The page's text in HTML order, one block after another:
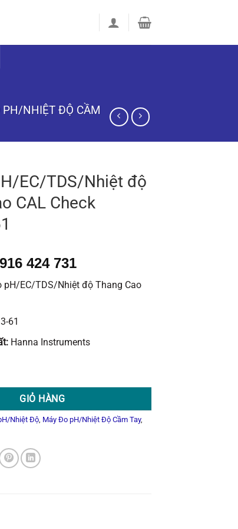
PH/NHIỆT ĐỘ CẦM
EC/TDS/Nhiệt độ
CAL Check
424 731
pH/EC/TDS/Nhiệt độ Thang Cao
61
Hanna Instruments
Nhiệt độ Thang Cao CAL Check HI9813-61 số lượng
GIỎ HÀNG
Nhiệt Độ, Máy Đo pH/Nhiệt Độ Cầm Tay,